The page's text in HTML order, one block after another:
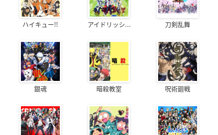
ハイキュー!! アイドリッシ... 刀剣乱舞
銀魂 暗殺教室 呪術廻戦